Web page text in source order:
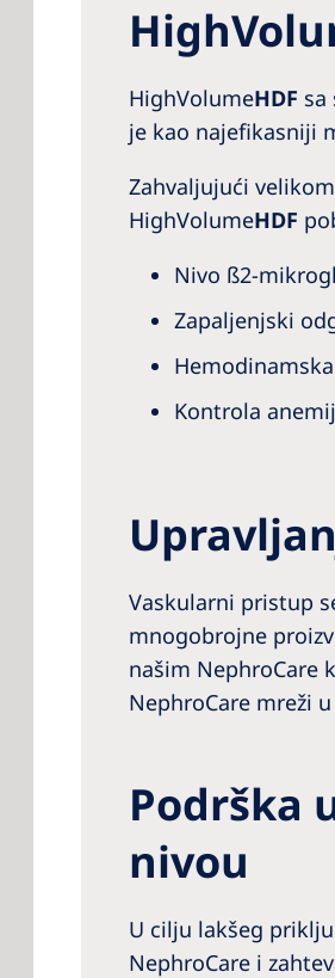
HighVolumeHDF sa
je kao najefikasniji
Zahvaljujući
HighVolumeHDF
Nivo ß2-
Zapaljenjski
Kontrola
Vaskularni pristup
mnogobrojne
našim NephroCare
NephroCare mreži
Podrška
nivou
U cilju lakšeg
NephroCare i